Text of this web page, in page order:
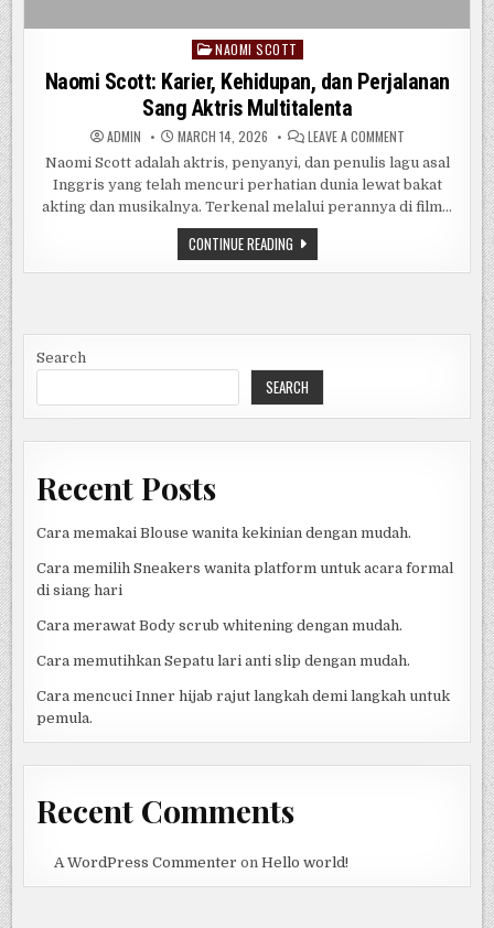
Posted
in
NAOMI SCOTT
Naomi Scott: Karier, Kehidupan, dan Perjalanan
Sang Aktris Multitalenta
ADMIN MARCH 14, 2026 LEAVE A COMMENTON
SCOTT:
KARIER,
KEHIDUPAN,
DAN
PERJALANAN
MULTITALENTA
Naomi Scott adalah aktris, penyanyi, dan penulis lagu asal
Inggris yang telah mencuri perhatian dunia lewat bakat
akting dan musikalnya. Terkenal melalui perannya di film…
CONTINUE READINGNAOMI
SCOTT:
KARIER,
AKTRIS
Search
SEARCH
Recent Posts
Cara memakai Blouse wanita kekinian dengan mudah.
Cara memilih Sneakers wanita platform untuk acara formal
di siang hari
Cara merawat Body scrub whitening dengan mudah.
Cara memutihkan Sepatu lari anti slip dengan mudah.
Cara mencuci Inner hijab rajut langkah demi langkah untuk
pemula.
Recent Comments
A WordPress Commenter on Hello world!